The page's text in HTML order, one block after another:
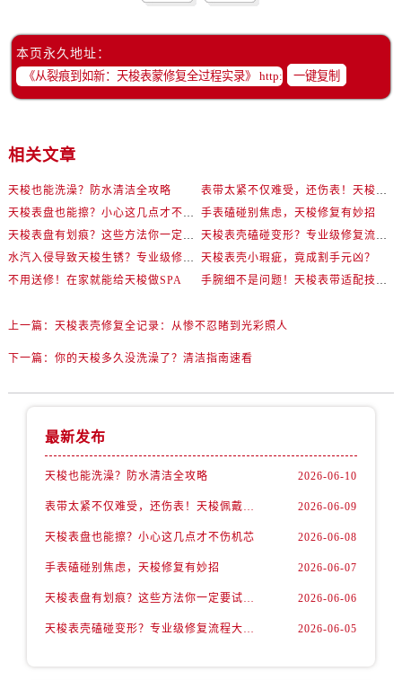
本页永久地址：
一键复制
相关文章
天梭也能洗澡？防水清洁全攻略
表带太紧不仅难受，还伤表！天梭佩戴优化技巧
天梭表盘也能擦？小心这几点才不伤机芯
手表磕碰别焦虑，天梭修复有妙招
天梭表盘有划痕？这些方法你一定要试试！
天梭表壳磕碰变形？专业级修复流程大公开
水汽入侵导致天梭生锈？专业级修复思路大公开
天梭表壳小瑕疵，竟成割手元凶？
不用送修！在家就能给天梭做SPA
手腕细不是问题！天梭表带适配技巧一次讲透
上一篇： 天梭表壳修复全记录：从惨不忍睹到光彩照人
下一篇： 你的天梭多久没洗澡了？清洁指南速看
最新发布
天梭也能洗澡？防水清洁全攻略 2026-06-10
表带太紧不仅难受，还伤表！天梭佩戴优化技巧 2026-06-09
天梭表盘也能擦？小心这几点才不伤机芯 2026-06-08
手表磕碰别焦虑，天梭修复有妙招 2026-06-07
天梭表盘有划痕？这些方法你一定要试试！ 2026-06-06
天梭表壳磕碰变形？专业级修复流程大公开 2026-06-05